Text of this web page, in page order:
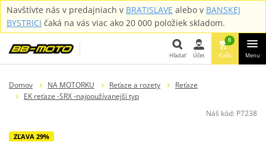
Navštívte nás v predajniach v BRATISLAVE alebo v BANSKEJ
BYSTRICI čaká na vás viac ako 20 000 položiek skladom.
Hľadať Účet
0
Košík Menu
Domov NA MOTORKU Reťaze a rozety
Reťaze
EK reťaze -SRX -najpoužívanejší typ
Náš kód: P7238
ZĽAVA 29%